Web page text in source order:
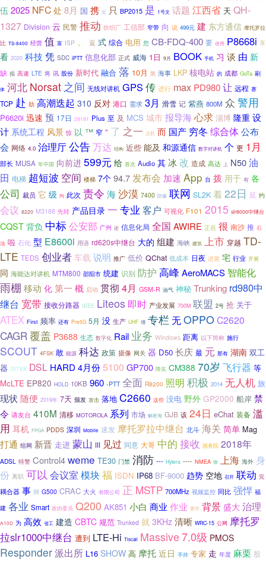
伍 2025 NFC 处 8月 国 携 近 只 BP2015 是 1号文 话题 江西省 天 QH-
1327 Division 云 民警 推动 纺织厂 工信部 窄带 向 说 499元 建 东方通信 摩托罗拉
比 TS-8400 经营 值 富 ISP 。 返 式 综合 电用 您 CB-FDQ-400 要 使用 P8668i 享
看 2020 科技凭 SDC iPTT 信息化部 正式 威海 1日 9月 BOOK 手机 习 谈 由 新
缺 拟 高速 LTE 将 讯 股份 新时代 融合 落 10月 黑 海事 LKP 核电站 的 成都 GoTa 刷
体 河北 Norsat 之间 无线对讲机 GPS 传 进行 max PD980让 远程 赛
TCP 赴 助 高潮迭起 310 反对 港口 需求 3月 滑雪 记 紫燕 800M 众 警用
P6620i 迅速 预 17日 28181 Plus 至 及 MCS 城市 报导海心求 淄博 隆重 设
计 系统工程 风景 惊 以 ™ 窄 “ 了 之一 汉胜 而 国产 穷冬 综合体公布
会 网络 4.0 治理厅公告万达 结构 近些 能及 和源通信 数字对讲机 个 更 1月
部长 MUSA 年中国 向前进 599元 给 首次 Audio 其 冰 改 造成 高达 上 N50油
田 电梯 超短波 空间 楼梯 7个 94.7发布会 加速 App 台 拨 用于 有 各
公司 裁员 它 级 均 此次 责令 海沙漠 7400 防爆 联网 SL2K 着22日 延 约
会议 8220 M3188 先转 产品目录 一 专业 客户 可视化 F101 2015 slr8000中继台
CQST 背负 中标公安部 广州 还 信息化局 全国 AWIRE 正在 很 南沙 推 石
油 啦 石化 型 E8600i 用语 rd620s中继台 大的 组建 海峡 建筑 上市 穿越 TD-
LTE TEDS 创业者车载 说明 推广 低价 QChat 低成本 日夜 进展 宅 行业 开展
同 海能达对讲机 MTM800 邵阳市 统建 识别 防护 高峰 AeroMACS 智能化
雨棚 移动 化 第一 概 启动 贯彻 4月 GSM-R 油气 神秘 Trunking rd980中
继台 宽带 接收分路器 IEEE Liteos 即时 产业发展 700M 联盟 2号 抢 关于
ATEX First 频率 还有 Pre5G 5月 没 生产 UHF 增 专栏 无OPPOC2620
CAGR覆盖 P3688 生态 数字化 Rail 业务 Windows 距离 以下简称 施行
SCOUT 4FSK 敢 能源 科达 政策 摄像 网关 器 D50 长庆 最 元 那有 湖南 双工
器 GITEX DSL HARD 4月份5100 GP700 降实 CM388 70岁 飞行器 等
McLTE EP820 HOLD 10KB 960 -PTT 全面 R8200 照明 积极 2014 无人机 旅
现状 随便 2019年 7天 颁发 攻击 落地 C2660 这些 没电 野外 GP2000 船岸 禁
令 请友台 410M 清移 MOTOROLA 系列 市场 解析海 GJB 该 24日 eChat 装备 滥
用 耳机 FPGA PDDS 深圳 Mobile 速发 摩托罗拉中继台 北斗 海关 简单 Mag
打通 组网 新晋 走进 蒙山 III 见过 同意 大哥 中的 接收 国务院 2018年
ADSL 特警 Control4weme TE30 门禁 消防 --- Hytera ---- NMEA 徐 上海 海外 身
份 离职 可以 会议室 模块福 ISDN IP68 BF-9000 趋势 空地 召开 联动 完
耦合器 事 脚 G500 CRAC 大火 有限公司 正 MSTP 700MHz 视频监控 同比 强悍 福
建 各业 Smart 政协委员 Q200 AK851 小白 商业 作业 要求 背景 盛大 治理
A10D 为 高效 省工 建造 CBTC 规范 Trunked 就 3KHz 清晰 WRC-15 公网 摩托罗
拉slr1000中继台 遭到 LTE-Hi Tiscali Massive 7.0级 PMOS
Responder派出所 L16 SHOW 高 摩托 近日 手持 专家 走 年度 麻栗 股